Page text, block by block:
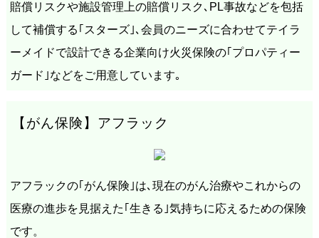
賠償リスクや施設管理上の賠償リスク､PL事故などを包括
して補償する｢スターズ｣､会員のニーズに合わせてテイラ
ーメイドで設計できる企業向け火災保険の｢プロパティー
ガード｣などをご用意しています｡
【がん保険】アフラック
アフラックの｢がん保険｣は､現在のがん治療やこれからの
医療の進歩を見据えた｢生きる｣気持ちに応えるための保険
です。